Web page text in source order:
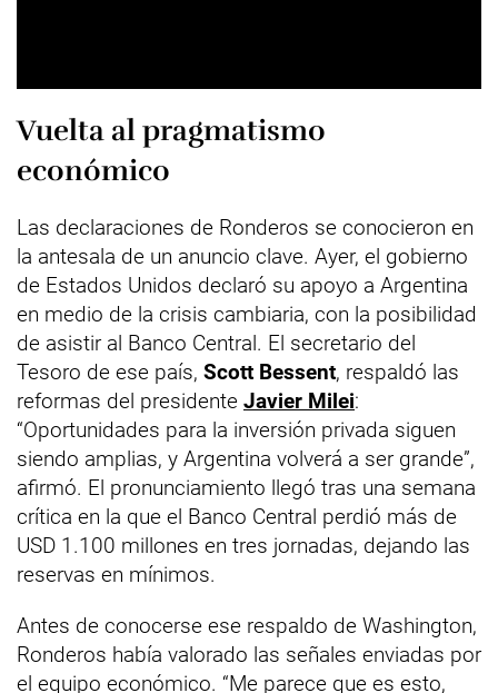
Vuelta al pragmatismo
económico
Las declaraciones de Ronderos se conocieron en
la antesala de un anuncio clave. Ayer, el gobierno
de Estados Unidos declaró su apoyo a Argentina
en medio de la crisis cambiaria, con la posibilidad
de asistir al Banco Central. El secretario del
Tesoro de ese país, Scott Bessent, respaldó las
reformas del presidente Javier Milei:
“Oportunidades para la inversión privada siguen
siendo amplias, y Argentina volverá a ser grande”,
afirmó. El pronunciamiento llegó tras una semana
crítica en la que el Banco Central perdió más de
USD 1.100 millones en tres jornadas, dejando las
reservas en mínimos.
Antes de conocerse ese respaldo de Washington,
Ronderos había valorado las señales enviadas por
el equipo económico. “Me parece que es esto,